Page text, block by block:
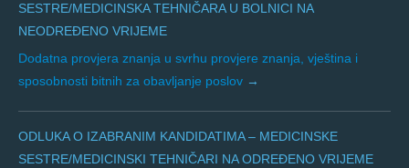
SESTRE/MEDICINSKA TEHNIČARA U BOLNICI NA
NEODREĐENO VRIJEME
Dodatna provjera znanja u svrhu provjere znanja, vještina i
sposobnosti bitnih za obavljanje poslov
ODLUKA O IZABRANIM KANDIDATIMA – MEDICINSKE
SESTRE/MEDICINSKI TEHNIČARI NA ODREĐENO VRIJEME